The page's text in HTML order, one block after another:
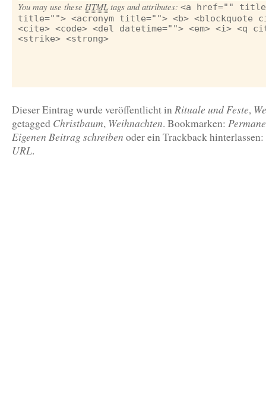
You may use these HTML tags and attributes: <a href=""
title=""> <acronym title=""> <b> <blockquote
<cite> <code> <del datetime=""> <em> <i> <q
<strike> <strong>
Dieser Eintrag wurde veröffentlicht inRituale und Feste,
getagged Christbaum, Weihnachten. Bookmarken:
Eigenen Beitrag schreiben oder ein Trackback hinterlassen:
URL.